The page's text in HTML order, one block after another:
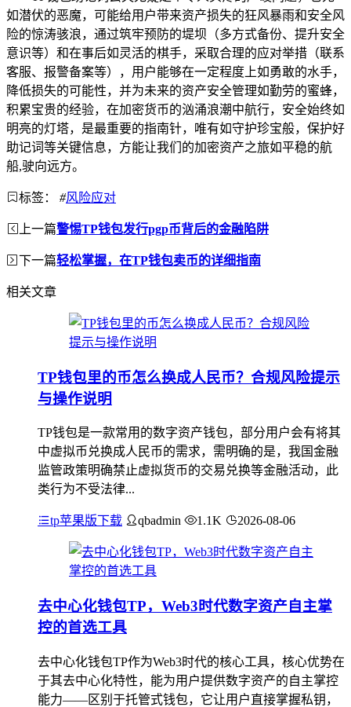
如潜伏的恶魔，可能给用户带来资产损失的狂风暴雨和安全风
险的惊涛骇浪，通过筑牢预防的堤坝（多方式备份、提升安全
意识等）和在事后如灵活的棋手，采取合理的应对举措（联系
客服、报警备案等），用户能够在一定程度上如勇敢的水手，
降低损失的可能性，并为未来的资产安全管理如勤劳的蜜蜂，
积累宝贵的经验，在加密货币的汹涌浪潮中航行，安全始终如
明亮的灯塔，是最重要的指南针，唯有如守护珍宝般，保护好
助记词等关键信息，方能让我们的加密资产之旅如平稳的航
船,驶向远方。
标签： #风险应对
上一篇警惕TP钱包发行pgp币背后的金融陷阱
下一篇轻松掌握，在TP钱包卖币的详细指南
相关文章
TP钱包里的币怎么换成人民币？合规风险提示
与操作说明
TP钱包是一款常用的数字资产钱包，部分用户会有将其
中虚拟币兑换成人民币的需求，需明确的是，我国金融
监管政策明确禁止虚拟货币的交易兑换等金融活动，此
类行为不受法律...
tp苹果版下载 qbadmin 1.1K 2026-08-06
去中心化钱包TP，Web3时代数字资产自主掌
控的首选工具
去中心化钱包TP作为Web3时代的核心工具，核心优势在
于其去中心化特性，能为用户提供数字资产的自主掌控
能力——区别于托管式钱包，它让用户直接掌握私钥，